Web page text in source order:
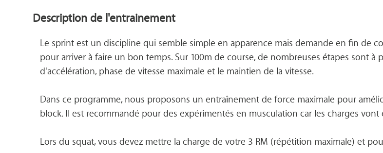
Description de l'entrainement
Le sprint est un discipline qui semble simple en apparence mais demande en fin de
pour arriver à faire un bon temps. Sur 100m de course, de nombreuses étapes sont à
d'accélération, phase de vitesse maximale et le maintien de la vitesse.
Dans ce programme, nous proposons un entraînement de force maximale pour
block. Il est recommandé pour des expérimentés en musculation car les charges vont
Lors du squat, vous devez mettre la charge de votre 3 RM (répétition maximale) et